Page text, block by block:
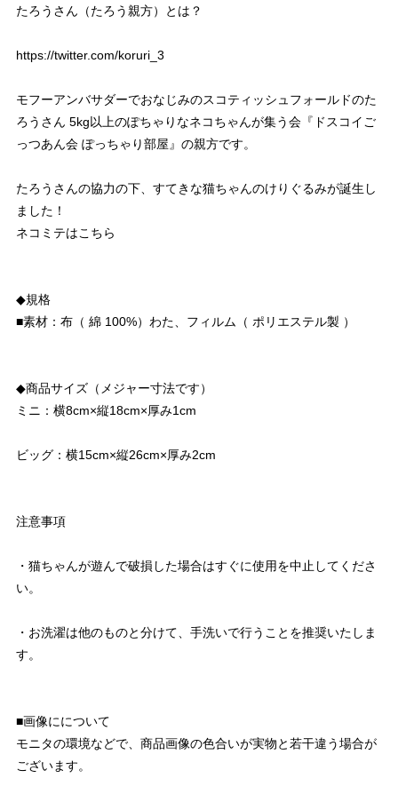
たろうさん（たろう親方）とは？
https://twitter.com/koruri_3
モフーアンバサダーでおなじみのスコティッシュフォールドのた
ろうさん 5kg以上のぽちゃりなネコちゃんが集う会『ドスコイご
っつあん会 ぽっちゃり部屋』の親方です。
たろうさんの協力の下、すてきな猫ちゃんのけりぐるみが誕生し
ました！
ネコミテはこちら
◆規格
■素材：布（ 綿 100%）わた、フィルム（ ポリエステル製 ）
◆商品サイズ（メジャー寸法です）
ミニ：横8cm×縦18cm×厚み1cm
ビッグ：横15cm×縦26cm×厚み2cm
注意事項
・猫ちゃんが遊んで破損した場合はすぐに使用を中止してくださ
い。
・お洗濯は他のものと分けて、手洗いで行うことを推奨いたしま
す。
■画像にについて
モニタの環境などで、商品画像の色合いが実物と若干違う場合が
ございます。